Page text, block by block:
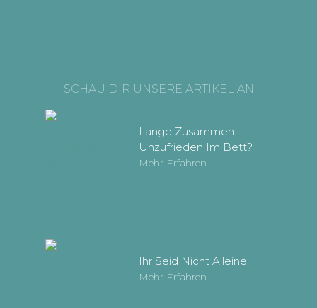
SCHAU DIR UNSERE ARTIKEL AN
Lange Zusammen –
Unzufrieden Im Bett?
Mehr Erfahren
Ihr Seid Nicht Alleine
Mehr Erfahren